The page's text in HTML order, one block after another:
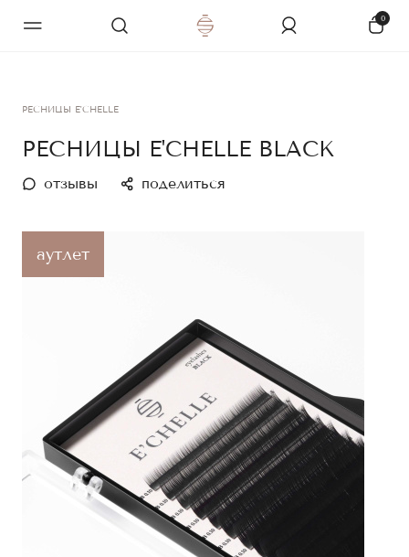
0
РЕСНИЦЫ E'CHELLE
РЕСНИЦЫ E'CHELLE BLACK
отзывы поделиться
аутлет